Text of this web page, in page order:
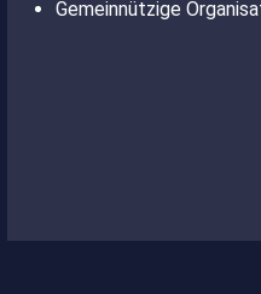
Gemeinnützige